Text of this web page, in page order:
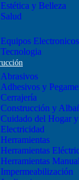
Estética y Belleza
Salud
Equipos Electronicos
Tecnologia
Abrasivos
Adhesivos y
Cerrajería
Construcción y
Cuidado del Hogar
Electricidad
Herramientas
Herramientas
Herramientas
Impermeabilización